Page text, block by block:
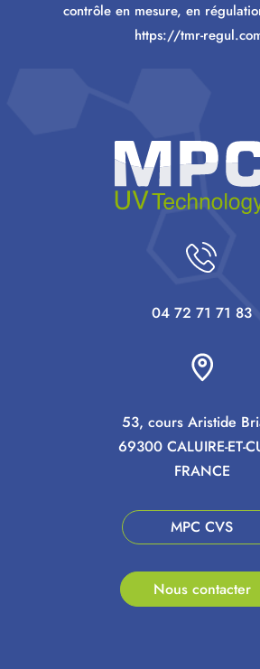
contrôle en mesure, en
https://tmr-
04 72 71 71 83
53, cours Aristide
69300 CALUIRE-ET-
FRANCE
MPC CVS
Nous contacter